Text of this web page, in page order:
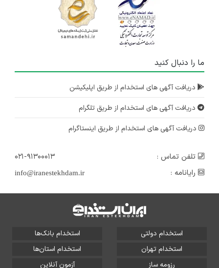
ما را دنبال کنید
دریافت آگهی های استخدام از طریق اپلیکیشن
دریافت آگهی های استخدام از طریق تلگرام
دریافت آگهی های استخدام از طریق اینستاگرام
تلفن تماس :
۰۲۱-۹۱۳۰۰۰۱۳
رایانامه :
info@iranestekhdam.ir
استخدام دولتی
استخدام بانک‌ها
استخدام تهران
استخدام استان‌ها
رزومه ساز
آزمون آنلاین